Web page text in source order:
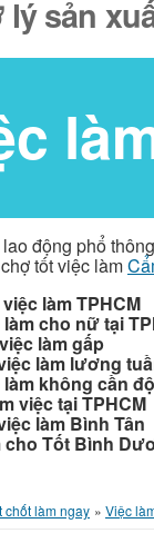
lý sản
động phổ
tốt việc làm
làm TPHCM
cho nữ tại
làm gấp
làm lương
làm không cần
việc tại TPHCM
làm Bình Tân
cho Tốt Bình
chốt làm ngay » Việc